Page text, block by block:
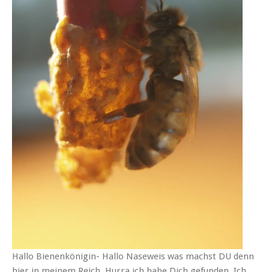
Hallo Bienenkönigin- Hallo Naseweis was machst DU denn